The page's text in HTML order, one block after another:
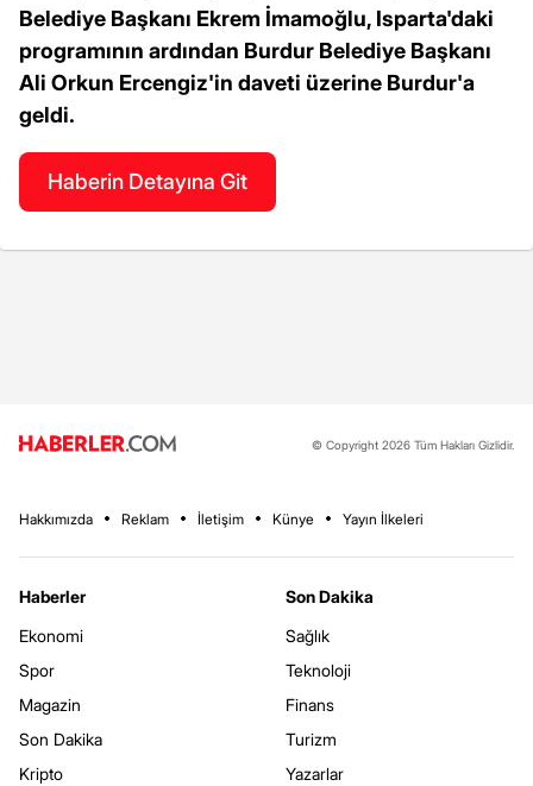
Belediye Başkanı Ekrem İmamoğlu, Isparta'daki
programının ardından Burdur Belediye Başkanı
Ali Orkun Ercengiz'in daveti üzerine Burdur'a
geldi.
Haberin Detayına Git
© Copyright 2026 Tüm Hakları Gizlidir.
Hakkımızda Reklam İletişim Künye Yayın İlkeleri
Haberler
Ekonomi
Spor
Magazin
Son Dakika
Kripto
Son Dakika
Sağlık
Teknoloji
Finans
Turizm
Yazarlar